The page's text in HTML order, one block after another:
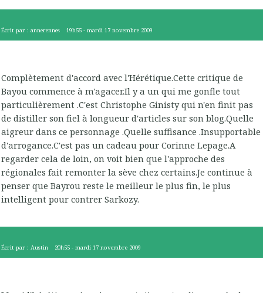
Écrit par : annerennes 19h55 -mardi 17 novembre 2009
Complètement d'accord avec l'Hérétique.Cette critique de
Bayou commence à m'agacer.Il y a un qui me gonfle tout
particulièrement .C'est Christophe Ginisty qui n'en finit pas
de distiller son fiel à longueur d'articles sur son blog.Quelle
aigreur dans ce personnage .Quelle suffisance .Insupportable
d'arrogance.C'est pas un cadeau pour Corinne Lepage.A
regarder cela de loin, on voit bien que l'approche des
régionales fait remonter la sève chez certains.Je continue à
penser que Bayrou reste le meilleur le plus fin, le plus
intelligent pour contrer Sarkozy.
Écrit par : Austin 20h55 -mardi 17 novembre 2009